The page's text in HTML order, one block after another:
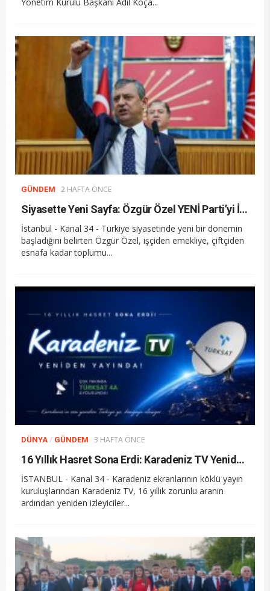
Yönetim Kurulu Başkanı Adil Koça...
GÜNDEM 2 HAFTA ÖNCE
Siyasette Yeni Sayfa: Özgür Özel YENİ Parti’yi İlan Etti
İstanbul - Kanal 34 - Türkiye siyasetinde yeni bir dönemin
başladığını belirten Özgür Özel, işçiden emekliye, çiftçiden
esnafa kadar toplumu...
DÜNYA / GÜNDEM 3 HAFTA ÖNCE
16 Yıllık Hasret Sona Erdi: Karadeniz TV Yeniden Yayında
İSTANBUL - Kanal 34 - Karadeniz ekranlarının köklü yayın
kuruluşlarından Karadeniz TV, 16 yıllık zorunlu aranın
ardından yeniden izleyiciler...